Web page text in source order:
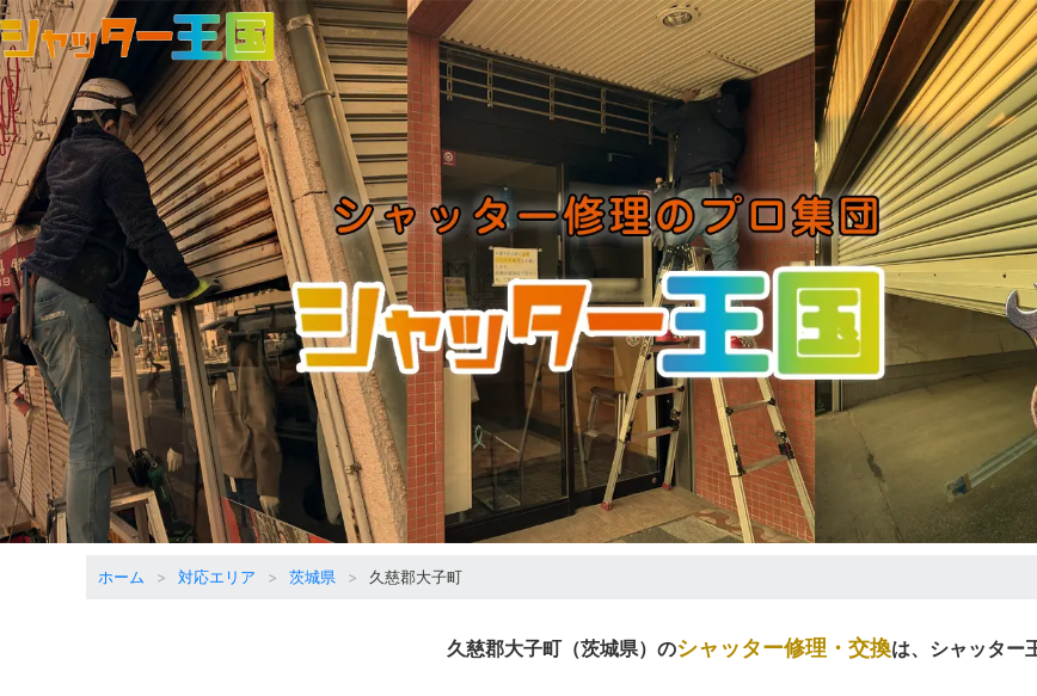
ホーム 対応エリア 茨城県 久慈郡大子町
久慈郡大子町（茨城県）のシャッター修理・交換は、シャッター